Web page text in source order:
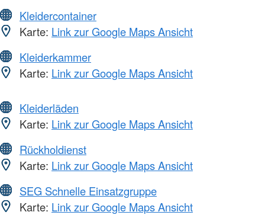
Kleidercontainer
Karte: Link zur Google Maps Ansicht
Kleiderkammer
Karte: Link zur Google Maps Ansicht
Kleiderläden
Karte: Link zur Google Maps Ansicht
Rückholdienst
Karte: Link zur Google Maps Ansicht
SEG Schnelle Einsatzgruppe
Karte: Link zur Google Maps Ansicht